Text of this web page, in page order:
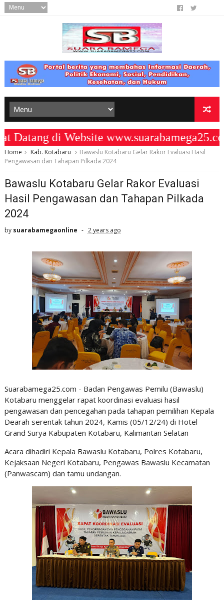
di Website
Home Kab. Kotabaru
Bawaslu Kotabaru Gelar Rakor Evaluasi Hasil
Pengawasan dan Tahapan Pilkada 2024
Bawaslu Kotabaru Gelar Rakor Evaluasi
Hasil Pengawasan dan Tahapan Pilkada
2024
by suarabamegaonline 2 years ago
Suarabamega25.com - Badan Pengawas Pemilu (Bawaslu)
Kotabaru menggelar rapat koordinasi evaluasi hasil
pengawasan dan pencegahan pada tahapan pemilihan Kepala
Dearah serentak tahun 2024, Kamis (05/12/24) di Hotel
Grand Surya Kabupaten Kotabaru, Kalimantan Selatan
Acara dihadiri Kepala Bawaslu Kotabaru, Polres Kotabaru,
Kejaksaan Negeri Kotabaru, Pengawas Bawaslu Kecamatan
(Panwascam) dan tamu undangan.